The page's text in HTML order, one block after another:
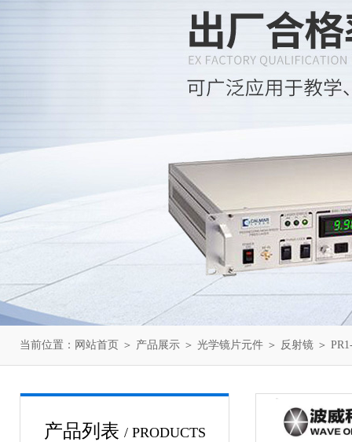
当前位置： 网站首页 ＞ 产品展示 ＞ 光学镜片元件 ＞ 反射镜 ＞
产品列表 / PRODUCTS